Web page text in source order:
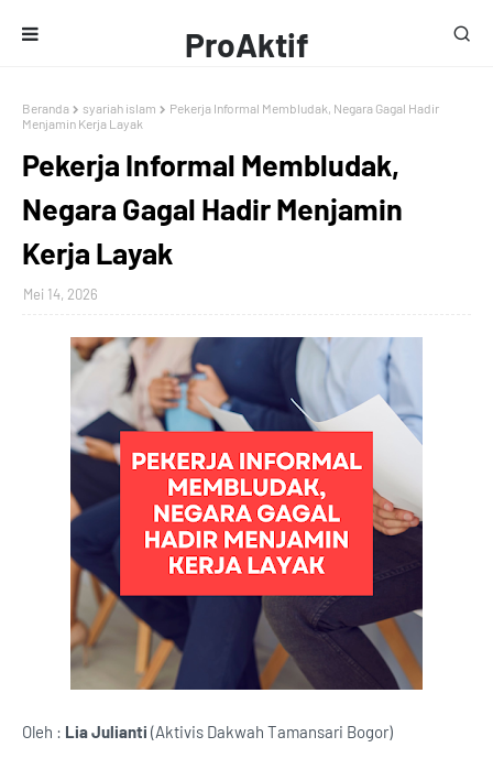
ProAktif
Media
Beranda syariah islam
Pekerja Informal Membludak, Negara Gagal Hadir
Menjamin Kerja Layak
Pekerja Informal Membludak,
Negara Gagal Hadir Menjamin
Kerja Layak
Mei 14, 2026
Oleh : Lia Julianti (Aktivis Dakwah Tamansari Bogor)